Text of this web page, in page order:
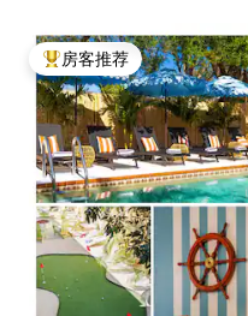
热门「房客推荐」
房客推荐